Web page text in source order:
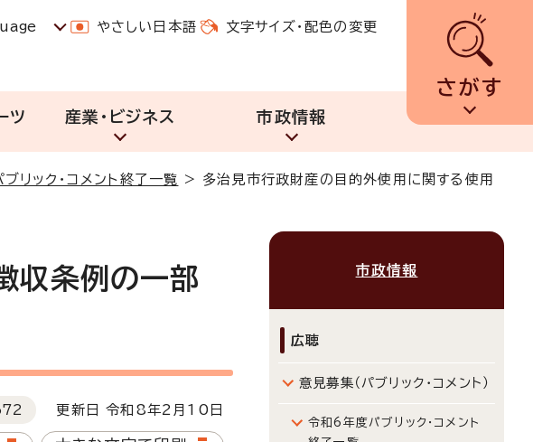
やさしい日本語 文字サイズ・配色の変更
さがす
ツ 産業・ビジネス 市政情報
リック・コメント終了一覧 > 多治見市行政財産の目的外使用に関する使用
収条例の一部
更新日 令和8年2月10日
市政情報
広聴
意見募集（パブリック・コメント）
令和6年度パブリック・コメント